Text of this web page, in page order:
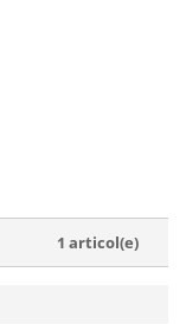
1 articol(e)